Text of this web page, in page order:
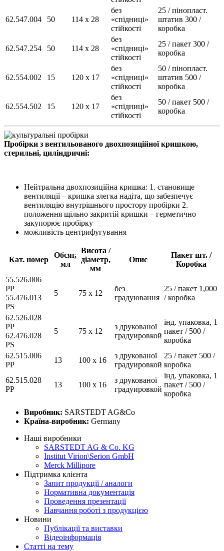
62.547.004 50 114 х 28
без
«спідниці»
стійкості
25 / пінопласт.
штатив 300 /
коробка
62.547.254 50 114 х 28
без
«спідниці»
стійкості
25 / пакет 300 /
коробка
62.554.002 15 120 х 17
без
«спідниці»
стійкості
50 / пінопласт.
штатив 500 /
коробка
62.554.502 15 120 х 17
без
«спідниці»
стійкості
50 / пакет 500 /
коробка
Пробірки з вентильованого двохпозиційної кришкою,
стерильні, циліндричні:
Нейтральна двохпозиційна кришка: 1. становище
вентиляції – кришка злегка надіта, що забезпечує
вентиляцію внутрішнього простору пробірки 2.
положення щільно закритій кришки – герметично
закупорює пробірку
можливість центрифугування
Кат. номер
Обсяг,
мл
Висота /
діаметр,
мм
Опис
Пакет шт. /
Коробка
55.526.006
РР
55.476.013
PS
5 75 х 12
без
градуювання
25 / пакет 1,000
/ коробка
62.526.028
РР
62.476.028
PS
5 75 х 12
з друкованої
градуировкой
інд. упаковка, 1
пакет / 500 /
коробка
62.515.006
РР
13 100 х 16
з друкованої
градуировкой
25 / пакет 500 /
коробка
62.515.028
РР
13 100 х 16
з друкованої
градуировкой
інд. упаковка, 1
пакет / 500 /
коробка
Виробник: SARSTEDT AG&Co
Країна-виробник: Germany
Наші виробники
SARSTEDT AG & Co. KG
Institut Virion\Serion GmbH
Merck Millipore
Підтримка клієнта
Запит продукції / аналоги
Нормативна документація
Проведення презентації
Навчання роботі з продукцією
Новини
Публікації та виставки
Відеоінформація
Статті на тему